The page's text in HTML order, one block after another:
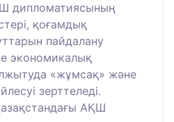
дипломатиясының
қоғамдық
пайдалану
экономикалық
«жұмсақ» және
зерттеледі.
АҚШ